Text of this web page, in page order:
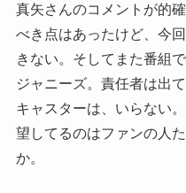
真矢さんのコメントが的
べき点はあったけど、今
きない。そしてまた番組
ジャニーズ。責任者は出
キャスターは、いらない
望してるのはファンの人
か。